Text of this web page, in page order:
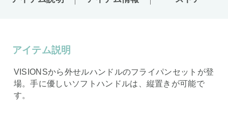
アイテム説明
VISIONSから外せルハンドルのフライパンセットが登
場。手に優しいソフトハンドルは、縦置きが可能で
す。